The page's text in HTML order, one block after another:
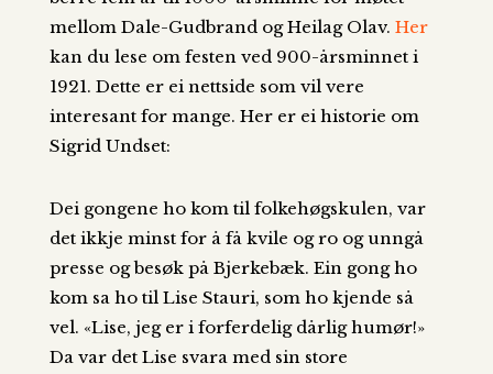
mellom Dale-Gudbrand og Heilag Olav. Her
kan du lese om festen ved 900-årsminnet i
1921. Dette er ei nettside som vil vere
interesant for mange. Her er ei historie om
Sigrid Undset:
Dei gongene ho kom til folkehøgskulen, var
det ikkje minst for å få kvile og ro og unngå
presse og besøk på Bjerkebæk. Ein gong ho
kom sa ho til Lise Stauri, som ho kjende så
vel. «Lise, jeg er i forferdelig dårlig humør!»
Da var det Lise svara med sin store